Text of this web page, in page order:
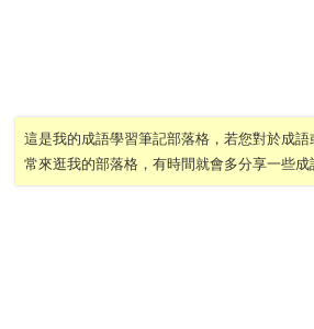
這是我的成語學習筆記部落格，若您對於成
常來逛我的部落格，有時間就會多分享一些成